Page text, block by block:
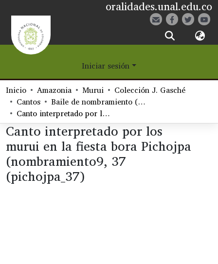
oralidades.unal.edu.co
¿Qué es Eetane?
Comunidades
Navegar
Estadísticas
Iniciar sesión
Inicio
Amazonia Murui
Colección J. Gasché
Cantos
Baile de nombramiento (Marai)
Canto interpretado por los murui en la fiesta bora Pichojpa (nombramiento9, 37 (pichojpa_37)
Canto interpretado por los
murui en la fiesta bora Pichojpa
(nombramiento9, 37
(pichojpa_37)